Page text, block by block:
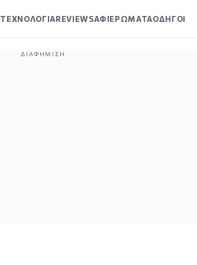
ΤΕΧΝΟΛΟΓΙΑREVIEWSΑΦΙΕΡΩΜΑΤΑΟΔΗΓΟΙ
ΔΙΑΦΉΜΙΣΗ